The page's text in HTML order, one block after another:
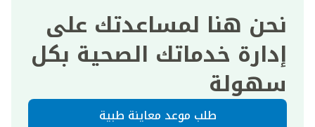
نحن هنا لمساعدتك على
إدارة خدماتك الصحية بكل
سهولة
طلب موعد معاينة طبية